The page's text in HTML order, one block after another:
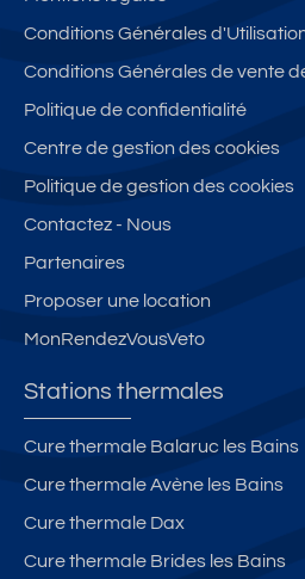
Conditions Générales
Conditions Générales de vente
Politique de confidentialité
Centre de gestion des cookies
Politique de gestion des cookies
Contactez - Nous
Partenaires
Proposer une location
MonRendezVousVeto
Stations thermales
Cure thermale Balaruc les Bains
Cure thermale Avène les Bains
Cure thermale Dax
Cure thermale Brides les Bains